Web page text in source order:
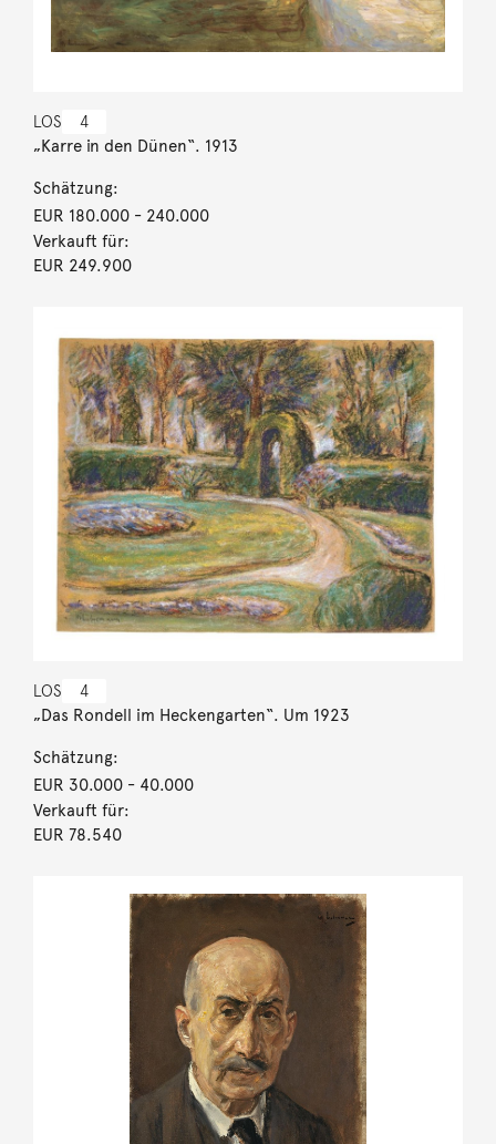
LOS 4
„Karre in den Dünen“. 1913
Schätzung:
EUR 180.000- 240.000
Verkauft für:
EUR 249.900
LOS 4
„Das Rondell im Heckengarten“. Um 1923
Schätzung:
EUR 30.000- 40.000
Verkauft für:
EUR 78.540